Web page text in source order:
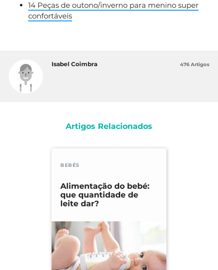
14 Peças de outono/inverno para menino super
confortáveis
Isabel Coimbra 476 Artigos
Artigos Relacionados
BEBÉS
Alimentação do bebé:
que quantidade de
leite dar?